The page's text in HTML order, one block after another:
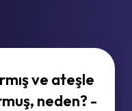
ve ateşle
neden? -